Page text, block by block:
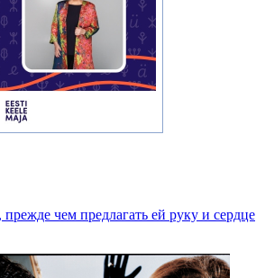
чем предлагать ей руку и сердце